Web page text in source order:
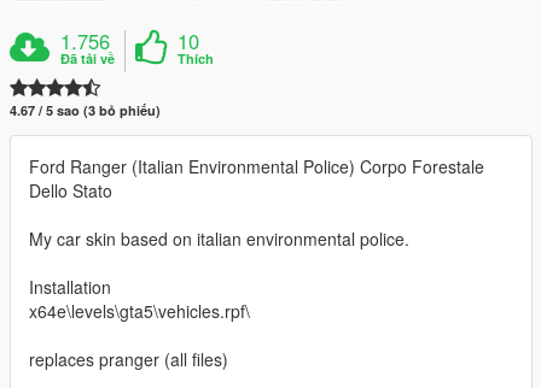
1.756
Đã tải về
10
Thích
4.67 / 5 sao (3 bỏ phiếu)
Ford Ranger (Italian Environmental Police) Corpo Forestale
Dello Stato
My car skin based on italian environmental police.
Installation
x64e\levels\gta5\vehicles.rpf\
replaces pranger (all files)